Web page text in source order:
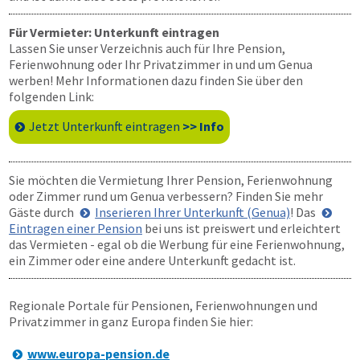
Für Vermieter: Unterkunft eintragen
Lassen Sie unser Verzeichnis auch für Ihre Pension,
Ferienwohnung oder Ihr Privatzimmer in und um Genua
werben! Mehr Informationen dazu finden Sie über den
folgenden Link:
Jetzt Unterkunft eintragen >> Info
Sie möchten die Vermietung Ihrer Pension, Ferienwohnung
oder Zimmer rund um Genua verbessern? Finden Sie mehr
Gäste durch
Inserieren Ihrer Unterkunft (Genua)! Das
Eintragen einer Pension bei uns ist preiswert und erleichtert
das Vermieten - egal ob die Werbung für eine Ferienwohnung,
ein Zimmer oder eine andere Unterkunft gedacht ist.
Regionale Portale für Pensionen, Ferienwohnungen und
Privatzimmer in ganz Europa finden Sie hier:
www.europa-pension.de